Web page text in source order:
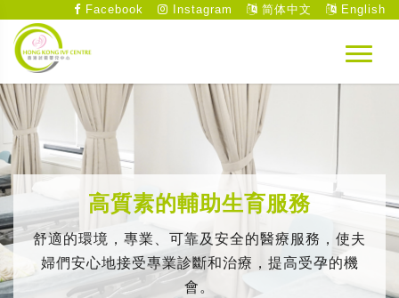
Facebook Instagram 简体中文 English
高質素的輔助生育服務
舒適的環境，專業、可靠及安全的醫療服務，使夫
婦們安心地接受專業診斷和治療，提高受孕的機
會。